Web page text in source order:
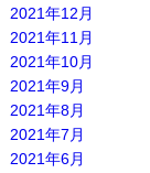
2021年12月
2021年11月
2021年10月
2021年9月
2021年8月
2021年7月
2021年6月